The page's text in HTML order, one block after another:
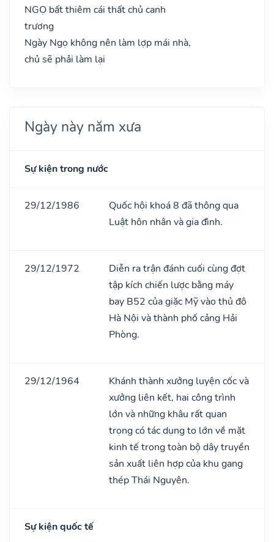
NGỌ bất thiêm cái thất chủ canh
trương
Ngày Ngọ không nên làm lợp mái nhà,
chủ sẽ phải làm lại
Ngày này năm xưa
Sự kiện trong nước
29/12/1986
Quốc hội khoá 8 đã thông qua
Luật hôn nhân và gia đình.
29/12/1972
Diễn ra trận đánh cuối cùng đợt
tập kích chiến lược bằng máy
bay B52 của giặc Mỹ vào thủ đô
Hà Nội và thành phố cảng Hải
Phòng.
29/12/1964
Khánh thành xưởng luyện cốc và
xưởng liên kết, hai công trình
lớn và những khâu rất quan
trọng có tác dụng to lớn về mặt
kinh tế trong toàn bộ dây truyền
sản xuất liên hợp của khu gang
thép Thái Nguyên.
Sự kiện quốc tế